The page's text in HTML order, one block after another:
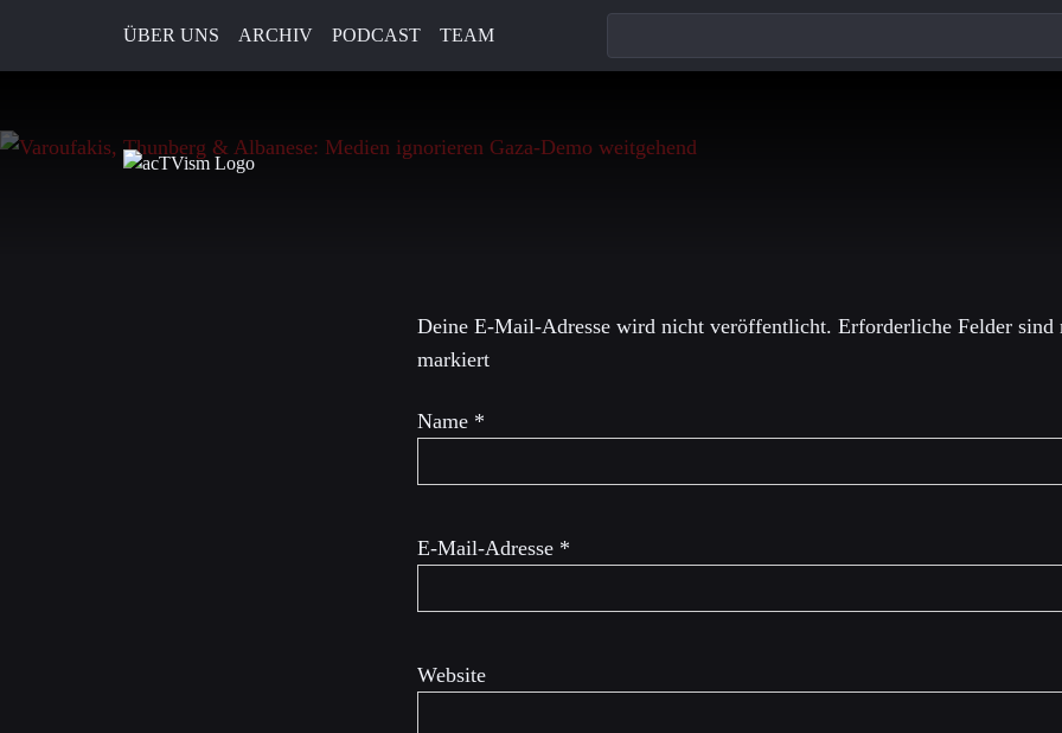
ÜBER UNS ARCHIV PODCAST TEAM
4. Dezember 2025
Deine E-Mail-Adresse wird nicht veröffentlicht. Erforderliche Felder
markiert
Name *
E-Mail-Adresse *
Website